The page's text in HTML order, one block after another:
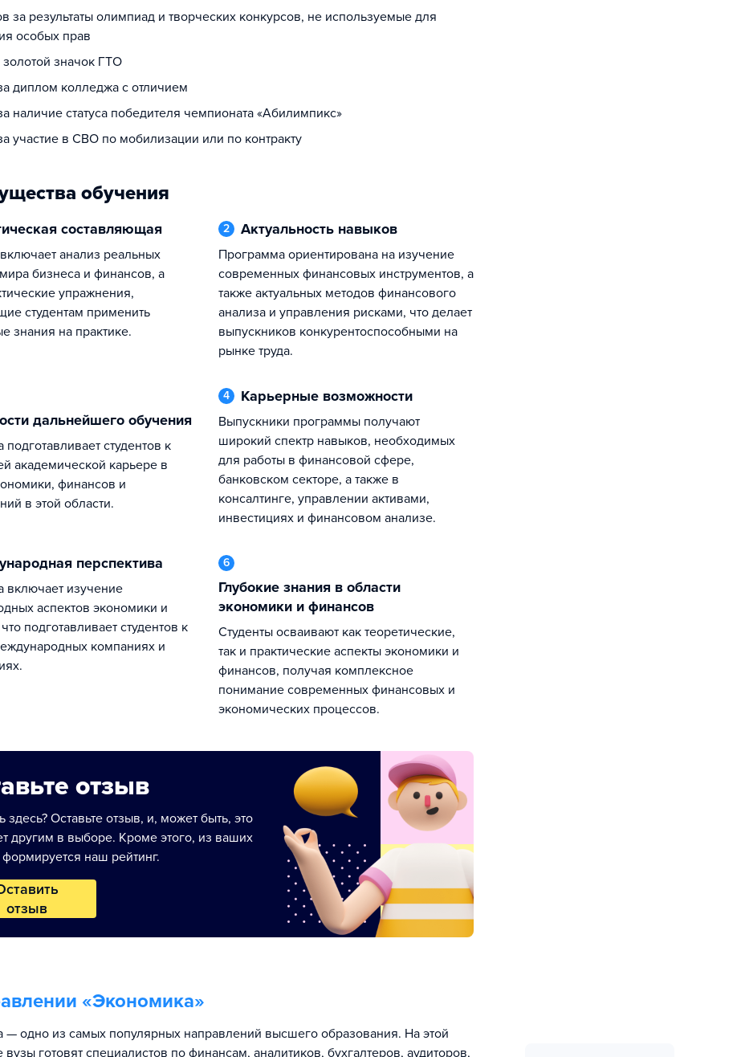
за результаты олимпиад и творческих конкурсов, не используемые для
особых прав
золотой значок ГТО
диплом колледжа с отличием
наличие статуса победителя чемпионата «Абилимпикс»
участие в СВО по мобилизации или по контракту
обучения
составляющая
бизнеса и финансов, а
упражнения,
студентам применить
знания на практике.
2 Актуальность навыков
Программа ориентирована на изучение
современных финансовых инструментов, а
также актуальных методов финансового
анализа и управления рисками, что делает
выпускников конкурентоспособными на
рынке труда.
дальнейшего обучения
академической карьере в
финансов и
в этой области.
4 Карьерные возможности
Выпускники программы получают
широкий спектр навыков, необходимых
для работы в финансовой сфере,
банковском секторе, а также в
консалтинге, управлении активами,
инвестициях и финансовом анализе.
перспектива
аспектов экономики и
подготавливает студентов к
компаниях и
6
Глубокие знания в области
экономики и финансов
Студенты осваивают как теоретические,
так и практические аспекты экономики и
финансов, получая комплексное
понимание современных финансовых и
экономических процессов.
отзыв
здесь? Оставьте отзыв, и, может быть, это
другим в выборе. Кроме этого, из ваших
наш рейтинг.
отзыв
«Экономика»
— одно из самых популярных направлений высшего образования. На этой
готовят специалистов по финансам, аналитиков, бухгалтеров, аудиторов,